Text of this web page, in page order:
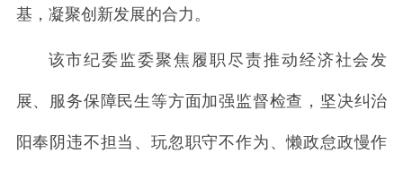
基，凝聚创新发展的合力。
该市纪委监委聚焦履职尽责推动经济社会发
展、服务保障民生等方面加强监督检查，坚决纠治
阳奉阴违不担当、玩忽职守不作为、懒政怠政慢作